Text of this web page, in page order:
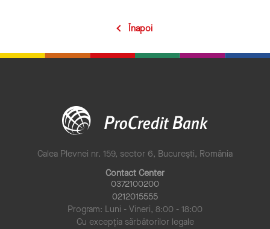
Înapoi
Calea Plevnei nr. 159, sector 6, București, România
Contact Center
0372100200
0212015555
Program: Luni - Vineri, 8:00 - 18:00
Cu excepția sărbătorilor legale